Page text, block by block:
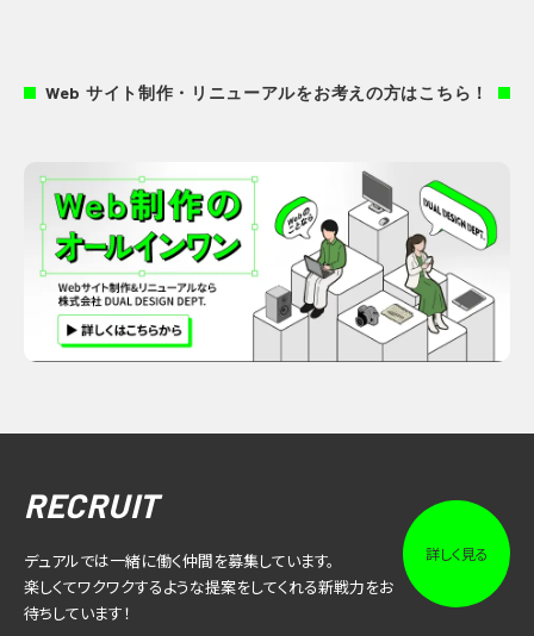
Web サイト制作・リニューアルをお考えの方はこちら！
RECRUIT
デュアルでは一緒に働く仲間を募集しています。
楽しくてワクワクするような提案をしてくれる新戦力をお
待ちしています！
詳しく見る